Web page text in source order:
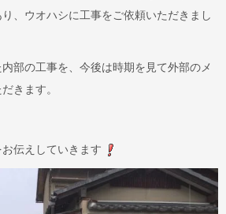
、ウオハシに工事をご依頼いただきまし
部の工事を、今後は時期を見て外部のメ
きます。
伝えしていきます